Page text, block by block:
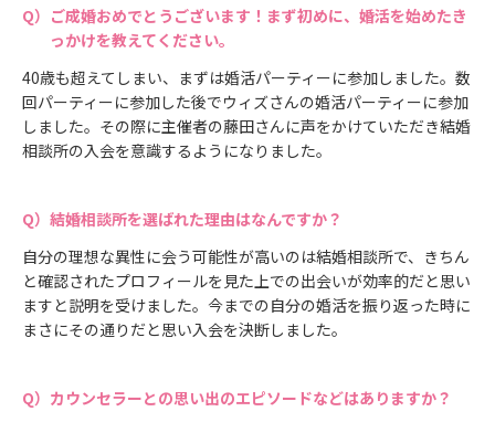
ご成婚おめでとうございます！まず初めに、婚活を始めたき
っかけを教えてください。
40歳も超えてしまい、まずは婚活パーティーに参加しました。数
回パーティーに参加した後でウィズさんの婚活パーティーに参加
しました。その際に主催者の藤田さんに声をかけていただき結婚
相談所の入会を意識するようになりました。
結婚相談所を選ばれた理由はなんですか？
自分の理想な異性に会う可能性が高いのは結婚相談所で、きちん
と確認されたプロフィールを見た上での出会いが効率的だと思い
ますと説明を受けました。今までの自分の婚活を振り返った時に
まさにその通りだと思い入会を決断しました。
カウンセラーとの思い出のエピソードなどはありますか？